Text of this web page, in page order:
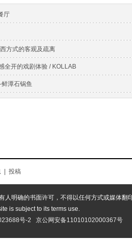
厅
方式的客观及疏离
全开的戏剧体验 / KOLLAB
潭石锅鱼
投稿
人明确的书面许可，不得以任何方式或媒体翻
is subject to its terms use.
号-2
京公网安备11010102000367号